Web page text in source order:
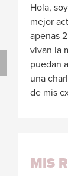
Hola,
mejor
apenas
vivan la
puedan
una
de mis
MIS